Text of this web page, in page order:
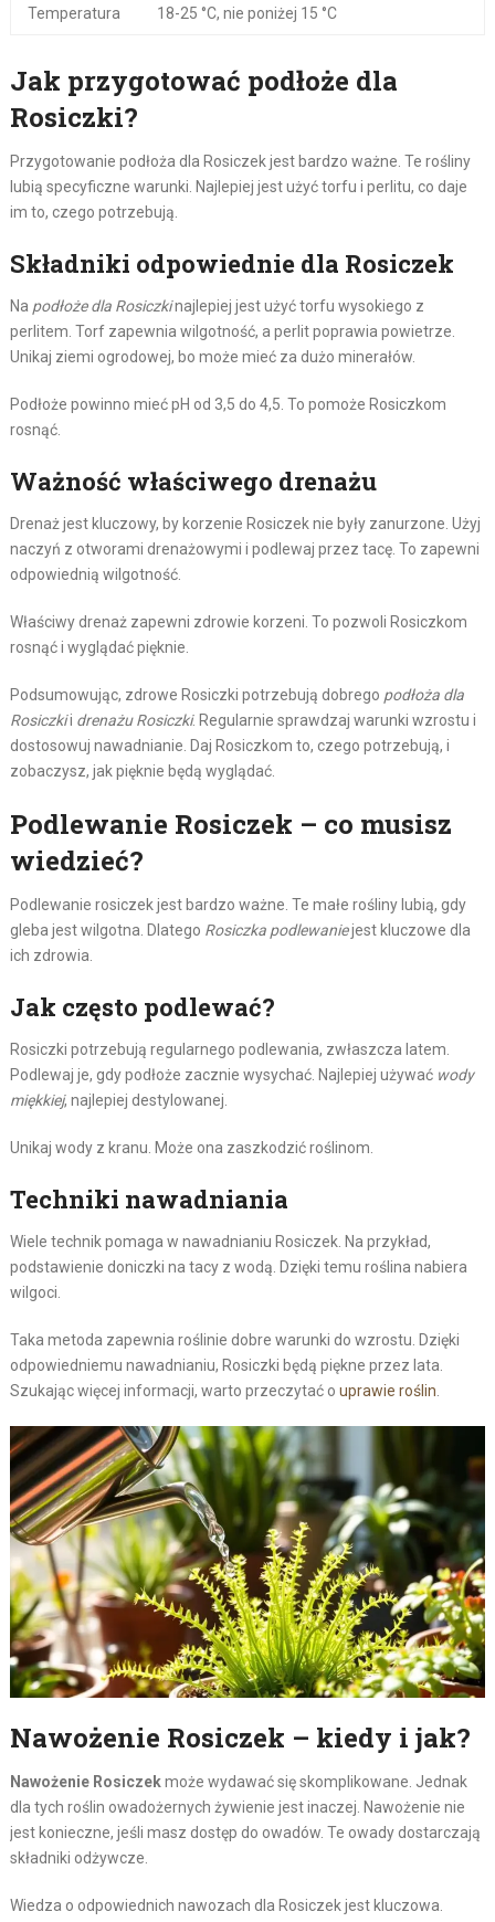
Temperatura 18-25 °C, nie poniżej 15 °C
Jak przygotować podłoże dla
Rosiczki?
Przygotowanie podłoża dla Rosiczek jest bardzo ważne. Te rośliny
lubią specyficzne warunki. Najlepiej jest użyć torfu i perlitu, co daje
im to, czego potrzebują.
Składniki odpowiednie dla Rosiczek
Na podłoże dla Rosiczkinajlepiej jest użyć torfu wysokiego z
perlitem. Torf zapewnia wilgotność, a perlit poprawia powietrze.
Unikaj ziemi ogrodowej, bo może mieć za dużo minerałów.
Podłoże powinno mieć pH od 3,5 do 4,5. To pomoże Rosiczkom
rosnąć.
Ważność właściwego drenażu
Drenaż jest kluczowy, by korzenie Rosiczek nie były zanurzone. Użyj
naczyń z otworami drenażowymi i podlewaj przez tacę. To zapewni
odpowiednią wilgotność.
Właściwy drenaż zapewni zdrowie korzeni. To pozwoli Rosiczkom
rosnąć i wyglądać pięknie.
Podsumowując, zdrowe Rosiczki potrzebują dobrego podłoża dla
Rosiczkii drenażu Rosiczki. Regularnie sprawdzaj warunki wzrostu i
dostosowuj nawadnianie. Daj Rosiczkom to, czego potrzebują, i
zobaczysz, jak pięknie będą wyglądać.
Podlewanie Rosiczek – co musisz
wiedzieć?
Podlewanie rosiczek jest bardzo ważne. Te małe rośliny lubią, gdy
gleba jest wilgotna. Dlatego Rosiczka podlewaniejest kluczowe dla
ich zdrowia.
Jak często podlewać?
Rosiczki potrzebują regularnego podlewania, zwłaszcza latem.
Podlewaj je, gdy podłoże zacznie wysychać. Najlepiej używać wody
miękkiej, najlepiej destylowanej.
Unikaj wody z kranu. Może ona zaszkodzić roślinom.
Techniki nawadniania
Wiele technik pomaga w nawadnianiu Rosiczek. Na przykład,
podstawienie doniczki na tacy z wodą. Dzięki temu roślina nabiera
wilgoci.
Taka metoda zapewnia roślinie dobre warunki do wzrostu. Dzięki
odpowiedniemu nawadnianiu, Rosiczki będą piękne przez lata.
Szukając więcej informacji, warto przeczytać o uprawie roślin
Nawożenie Rosiczek – kiedy i jak?
Nawożenie Rosiczekmoże wydawać się skomplikowane. Jednak
dla tych roślin owadożernych żywienie jest inaczej. Nawożenie nie
jest konieczne, jeśli masz dostęp do owadów. Te owady dostarczają
składniki odżywcze.
Wiedza o odpowiednich nawozach dla Rosiczek jest kluczowa.